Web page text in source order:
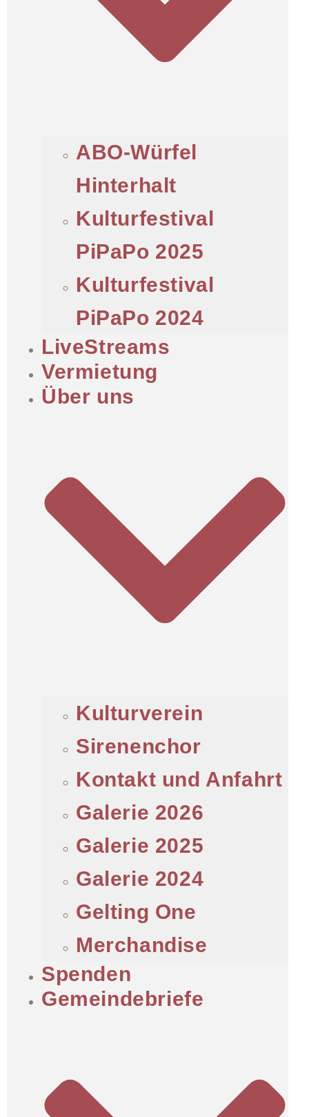
ABO-Würfel
Hinterhalt
Kulturfestival
PiPaPo 2025
Kulturfestival
PiPaPo 2024
LiveStreams
Vermietung
Über uns
Kulturverein
Sirenenchor
Kontakt und Anfahrt
Galerie 2026
Galerie 2025
Galerie 2024
Gelting One
Merchandise
Spenden
Gemeindebriefe